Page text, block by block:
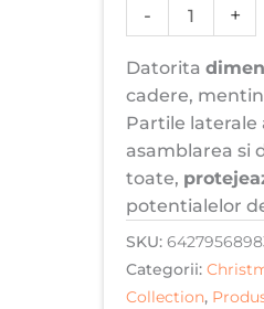
-
Big
4G
Logo
Classic
Logo,
Negru
+
Datorita
cadere,
Partile laterale
asamblarea si
toate,
potentialelor
SKU:
Categorii:
Collection,